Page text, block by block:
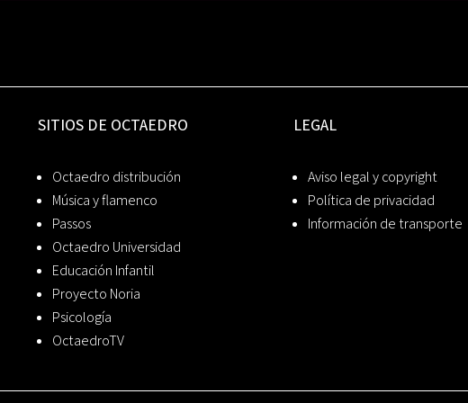
SITIOS DE OCTAEDRO
Octaedro distribución
Música y flamenco
Passos
Octaedro Universidad
Educación Infantil
Proyecto Noria
Psicología
OctaedroTV
LEGAL
Aviso legal y copyright
Política de privacidad
Información de transporte